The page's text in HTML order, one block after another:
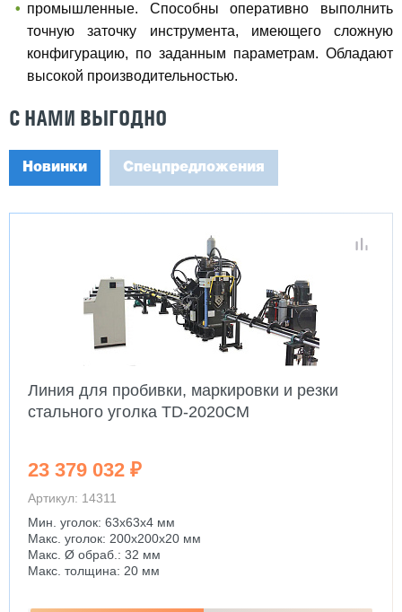
промышленные. Способны оперативно выполнить
точную заточку инструмента, имеющего сложную
конфигурацию, по заданным параметрам. Обладают
высокой производительностью.
С НАМИ ВЫГОДНО
Новинки Спецпредложения
Линия для пробивки, маркировки и резки
стального уголка TD-2020CM
23 379 032 ₽
Артикул: 14311
Мин. уголок: 63x63x4 мм
Макс. уголок: 200x200x20 мм
Макс. Ø обраб.: 32 мм
Макс. толщина: 20 мм